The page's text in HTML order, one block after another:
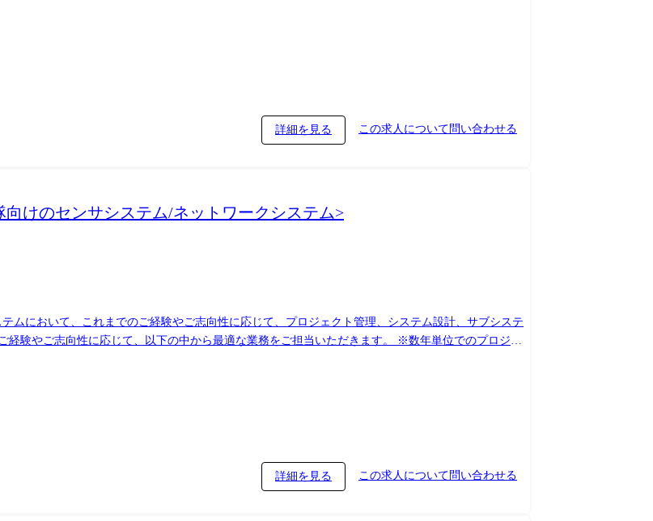
を実施します ※案件期間としては、案件の規模によって担当する期間は様々ですが、大規模システ
す
詳細を見る この求人について問い合わせる
けのセンサシステム/ネットワークシステム>
ムにおいて、これまでのご経験やご志向性に応じて、プロジェクト管理、システム設計、サブシステ
設計」に特化して事業に従事することができ、各技術分野のスペシャリストと切磋琢磨し、スキル向
詳細を見る この求人について問い合わせる